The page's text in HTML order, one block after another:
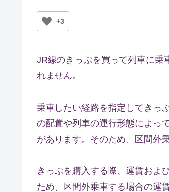
+3
JR線のきっぷを買って列車に乗
れません。
乗車したい経路を指定してきっ
の配置や列車の運行形態によっ
があります。そのため、区間外
きっぷを購入する際、運賃およ
ため、区間外乗車する場合の運